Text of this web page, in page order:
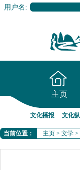
用户名:
主页
文化播报 文化
当前位置： 主页 > 文学 >